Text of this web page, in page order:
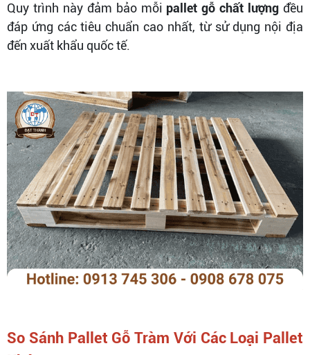
Quy trình này đảm bảo mỗi pallet gỗ chất lượng đều
đáp ứng các tiêu chuẩn cao nhất, từ sử dụng nội địa
đến xuất khẩu quốc tế.
So Sánh Pallet Gỗ Tràm Với Các Loại Pallet